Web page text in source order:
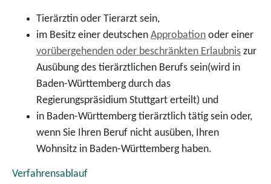
Tierärztin oder Tierarzt sein,
im Besitz einer deutschen Approbation oder einer
vorübergehenden oder beschränkten Erlaubnis zur
Ausübung des tierärztlichen Berufs sein(wird in
Baden-Württemberg durch das
Regierungspräsidium Stuttgart erteilt) und
in Baden-Württemberg tierärztlich tätig sein oder,
wenn Sie Ihren Beruf nicht ausüben, Ihren
Wohnsitz in Baden-Württemberg haben.
Verfahrensablauf